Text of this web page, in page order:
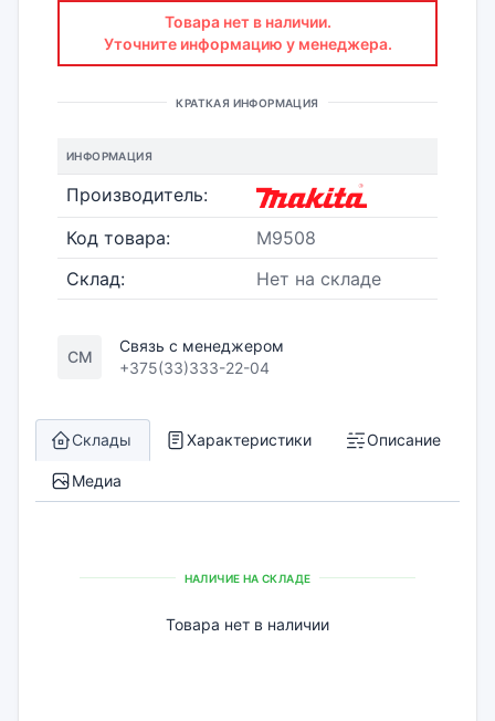
Товара нет в наличии.
Уточните информацию у менеджера.
КРАТКАЯ ИНФОРМАЦИЯ
ИНФОРМАЦИЯ
Производитель:
Код товара:
M9508
Склад:
Нет на складе
СМ
Связь с менеджером
+375(33)333-22-04
Склады Характеристики Описание
Медиа
НАЛИЧИЕ НА СКЛАДЕ
Товара нет в наличии